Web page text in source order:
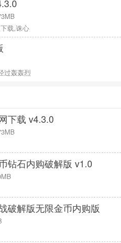
一个完全随机生成的像素世界。
，探索世界，打败怪物；
摧毁一些障碍后，你可以找到各
其他设备。当然，你在深入的同时
了探索的动力。
的世界，来一场刺激的冒险。
载,诛心
过轰轰烈
下载 v4.3.0
钻石内购破解版 v1.0
破解版无限金币内购版